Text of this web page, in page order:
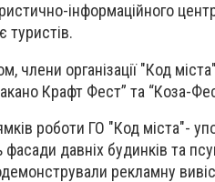
інформаційного
туристів.
члени організації "Код
Крафт Фест” та “Коза-
роботи ГО "Код міста"-
фасади давніх будинків та
рекламну